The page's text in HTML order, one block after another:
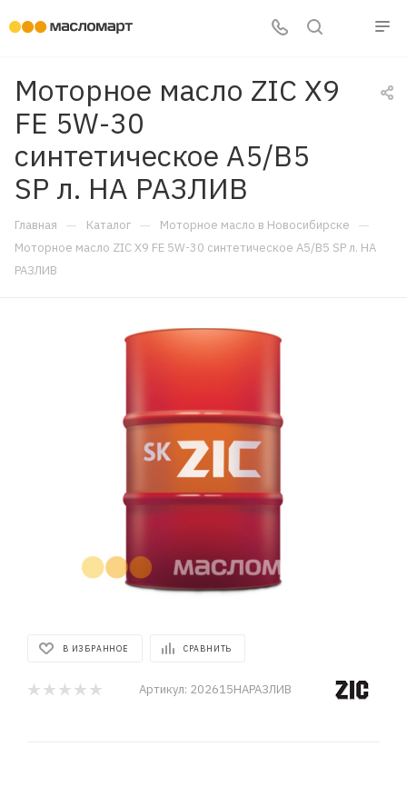
Моторное масло ZIC X9
FE 5W-30
синтетическое A5/B5
SP л. НА РАЗЛИВ
Главная — Каталог — Моторное масло в Новосибирске —
Моторное масло ZIC X9 FE 5W-30 синтетическое A5/B5 SP л. НА
РАЗЛИВ
В ИЗБРАННОЕ СРАВНИТЬ
Артикул: 202615НАРАЗЛИВ